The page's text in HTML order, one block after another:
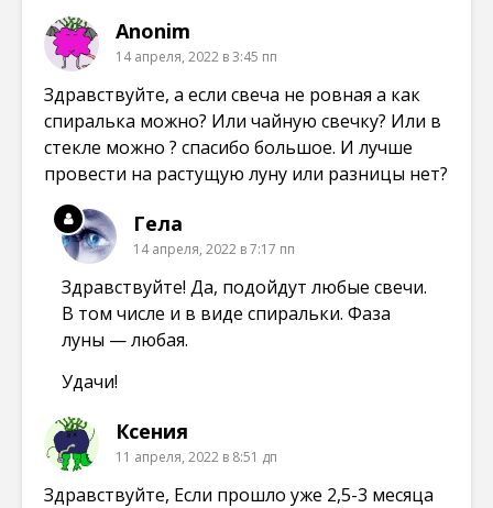
Anonim
14 апреля, 2022 в 3:45 пп
Здравствуйте, а если свеча не ровная а как
спиралька можно? Или чайную свечку? Или в
стекле можно ? спасибо большое. И лучше
провести на растущую луну или разницы нет?
Гела
14 апреля, 2022 в 7:17 пп
Здравствуйте! Да, подойдут любые свечи.
В том числе и в виде спиральки. Фаза
луны — любая.
Удачи!
Ксения
11 апреля, 2022 в 8:51 дп
Здравствуйте, Если прошло уже 2,5-3 месяца